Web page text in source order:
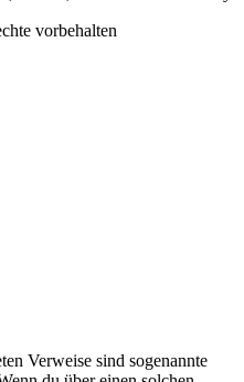
vorbehalten
Verweise sind sogenannte